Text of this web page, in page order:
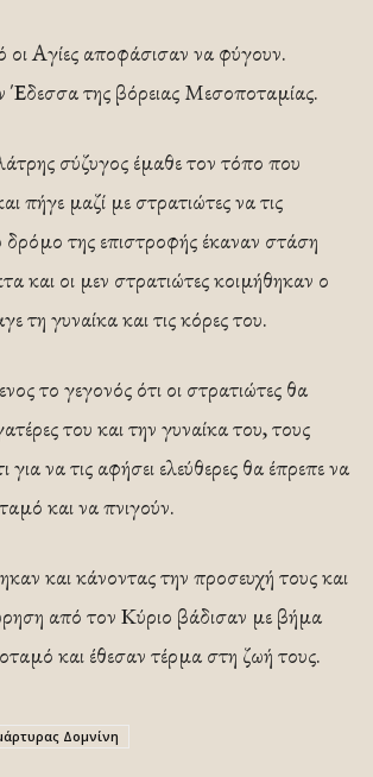
οι Αγίες αποφάσισαν να φύγουν.
Έδεσσα της βόρειας Μεσοποταμίας.
σύζυγος έμαθε τον τόπο που
πήγε μαζί με στρατιώτες να τις
της επιστροφής έκαναν στάση
και οι μεν στρατιώτες κοιμήθηκαν ο
τη γυναίκα και τις κόρες του.
το γεγονός ότι οι στρατιώτες θα
του και την γυναίκα του, τους
για να τις αφήσει ελεύθερες θα έπρεπε να
και να πνιγούν.
και κάνοντας την προσευχή τους και
από τον Κύριο βάδισαν με βήμα
και έθεσαν τέρμα στη ζωή τους.
Δομνίνη